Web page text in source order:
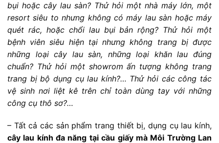
bụi hoặc cây lau sàn? Thử hỏi một nhà máy lớn, một
resort siêu to nhưng không có máy lau sàn hoặc máy
quét rác, hoặc chổi lau bụi bản rộng? Thử hỏi một
bệnh viên siêu hiện tại nhưng không trang bị được
những loại cây lau sàn, những loại khăn lau đúng
chuẩn? Thử hỏi một showrom ấn tượng không trang
trang bị bộ dụng cụ lau kính?… Thử hỏi các công tác
vệ sinh nơi liệt kê trên chỉ toàn dùng tay với những
công cụ thô sơ?…
– Tất cả các sản phẩm trang thiết bị, dụng cụ lau kính,
cây lau kính đa năng tại cầu giấy mà Môi Trường Lan